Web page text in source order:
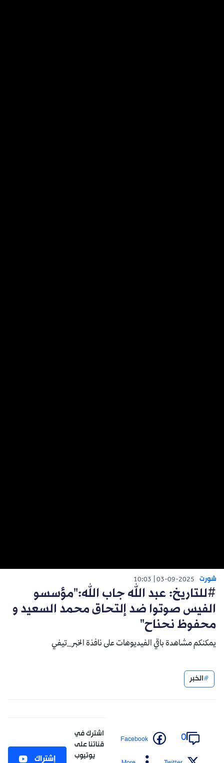
شورت 03-09-2025
10:03
#للتاريخ: عبد الله جاب الله:"مؤسسو
الفيس صوتوا ضد إلتحاق محمد السعيد و
محفوظ نحناح"
يمكنكم مشاهدة باقي الفيديوهات على نافذة الخبر_تيفي
الخبر
0
Facebook
اشترك في
قناتنا على
يوتيوب
إشتراك